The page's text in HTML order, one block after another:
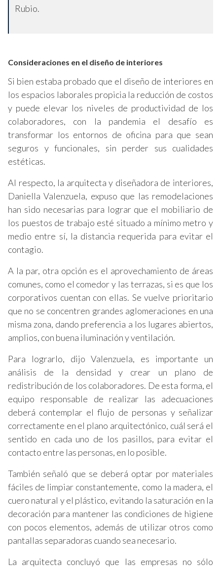
Rubio.
Consideraciones en el diseño de interiores
Si bien estaba probado que el diseño de interiores en
los espacios laborales propicia la reducción de costos
y puede elevar los niveles de productividad de los
colaboradores, con la pandemia el desafío es
transformar los entornos de oficina para que sean
seguros y funcionales, sin perder sus cualidades
estéticas.
Al respecto, la arquitecta y diseñadora de interiores,
Daniella Valenzuela, expuso que las remodelaciones
han sido necesarias para lograr que el mobiliario de
los puestos de trabajo esté situado a mínimo metro y
medio entre sí, la distancia requerida para evitar el
contagio.
A la par, otra opción es el aprovechamiento de áreas
comunes, como el comedor y las terrazas, si es que los
corporativos cuentan con ellas. Se vuelve prioritario
que no se concentren grandes aglomeraciones en una
misma zona, dando preferencia a los lugares abiertos,
amplios, con buena iluminación y ventilación.
Para lograrlo, dijo Valenzuela, es importante un
análisis de la densidad y crear un plano de
redistribución de los colaboradores. De esta forma, el
equipo responsable de realizar las adecuaciones
deberá contemplar el flujo de personas y señalizar
correctamente en el plano arquitectónico, cuál será el
sentido en cada uno de los pasillos, para evitar el
contacto entre las personas, en lo posible.
También señaló que se deberá optar por materiales
fáciles de limpiar constantemente, como la madera, el
cuero natural y el plástico, evitando la saturación en la
decoración para mantener las condiciones de higiene
con pocos elementos, además de utilizar otros como
pantallas separadoras cuando sea necesario.
La arquitecta concluyó que las empresas no sólo